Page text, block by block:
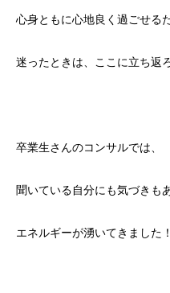
心身ともに心地良く過ごせる
迷ったときは、ここに立ち返ろ
卒業生さんのコンサルでは、
聞いている自分にも気づきもあ
エネルギーが湧いてきました！